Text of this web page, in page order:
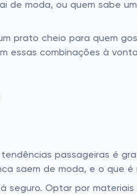
de moda, ou quem sabe
prato cheio para quem
combinações à
passageiras é
saem de moda, e o que
seguro. Optar por